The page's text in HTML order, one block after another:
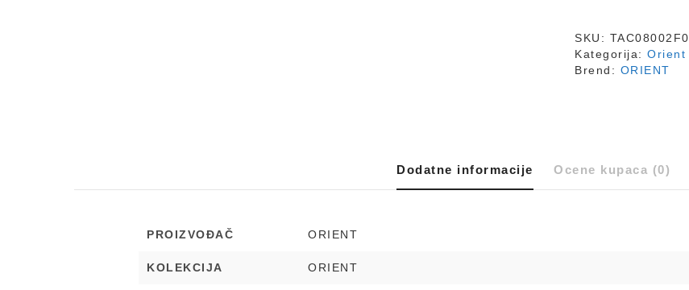
SKU: TAC08002F0
Kategorija:Orient
Brend: ORIENT
Dodatne informacije Ocene kupaca (0)
PROIZVOĐAČ ORIENT
KOLEKCIJA ORIENT